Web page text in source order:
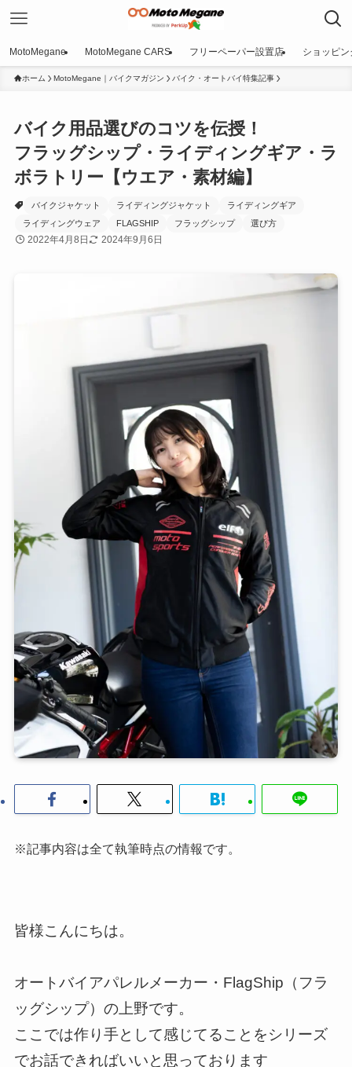
MotoMegane MotoMegane CARS フリーペーパー設置店 ショッピン
ホーム MotoMegane｜バイクマガジン バイク・オートバイ特集記事
バイク用品選びのコツを伝授！
フラッグシップ・ライディングギア・ラ
ボラトリー【ウエア・素材編】
バイクジャケット ライディングジャケット
ライディングギア
ライディングウェア
FLAGSHIP フラッグシップ 選び方
2022年4月8日 2024年9月6日
※記事内容は全て執筆時点の情報です。
皆様こんにちは。
オートバイアパレルメーカー・FlagShip（フラ
ッグシップ）の上野です。
ここでは作り手として感じてることをシリーズ
でお話できればいいと思っております